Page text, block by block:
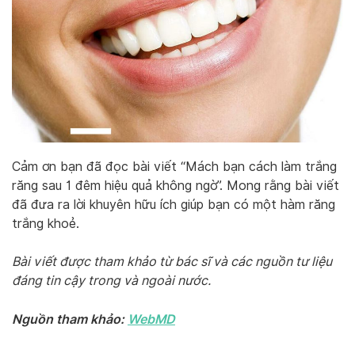
Cảm ơn bạn đã đọc bài viết “Mách bạn cách làm trắng
răng sau 1 đêm hiệu quả không ngờ”. Mong rằng bài viết
đã đưa ra lời khuyên hữu ích giúp bạn có một hàm răng
trắng khoẻ.
Bài viết được tham khảo từ bác sĩ và các nguồn tư liệu
đáng tin cậy trong và ngoài nước.
Nguồn tham khảo: WebMD